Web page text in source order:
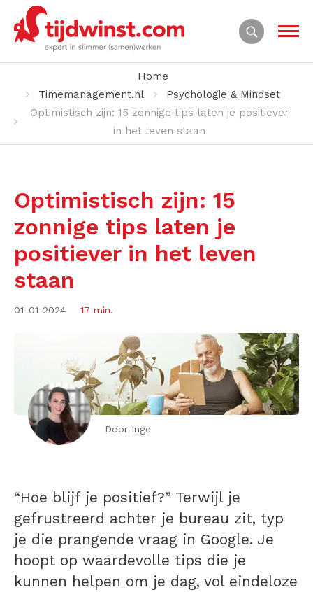
Home
Timemanagement.nl
Psychologie & Mindset
Optimistisch zijn: 15 zonnige tips laten je positiever
in het leven staan
Optimistisch zijn: 15
zonnige tips laten je
positiever in het leven
staan
01-01-2024 17 min.
Door Inge
“Hoe blijf je positief?” Terwijl je
gefrustreerd achter je bureau zit, typ
je die prangende vraag in Google. Je
hoopt op waardevolle tips die je
kunnen helpen om je dag, vol eindeloze